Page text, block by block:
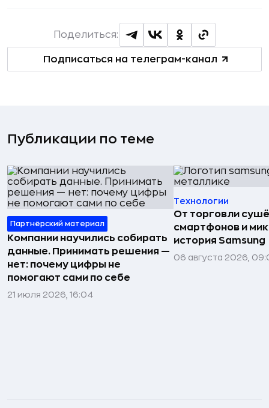
Подписаться на телеграм-канал
Поделиться:
Публикации по теме
Партнёрский материал
Компании научились собирать
данные. Принимать решения —
нет: почему цифры не
помогают сами по себе
21 июля 2026, 16:04
Технологии
От торговли
смартфонов и
история Samsung
06 августа 2026,